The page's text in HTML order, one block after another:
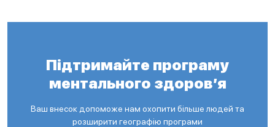
Підтримайте програму
ментального здоров’я
Ваш внесок допоможе нам охопити більше людей та
розширити географію програми